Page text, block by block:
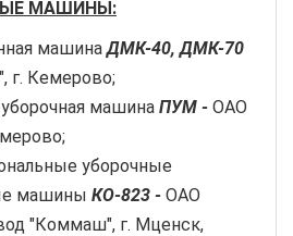
МАШИНЫ:
машинаДМК-40, ДМК-70
г. Кемерово;
машина ПУМ - ОАО
уборочные
машины КО-823 - ОАО
"Коммаш", г. Мценск,